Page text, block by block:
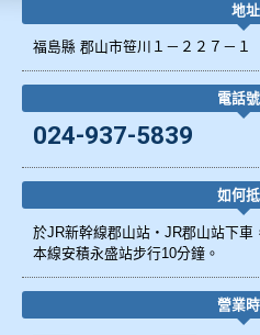
地址
福島縣 郡山市笹川１－２２７－１
電話
024-937-5839
如何
於JR新幹線郡山站・JR郡山站下車
本線安積永盛站步行10分鐘。
營業